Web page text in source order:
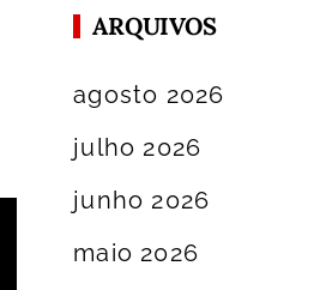
ARQUIVOS
agosto 2026
julho 2026
junho 2026
maio 2026